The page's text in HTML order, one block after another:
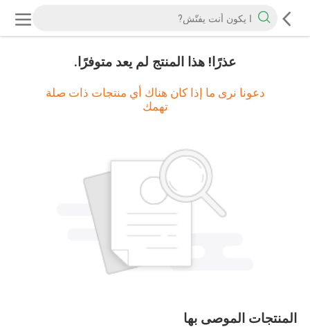
عذرًا! هذا المنتج لم يعد متوفرًا.
دعونا نرى ما إذا كان هناك أي منتجات ذات صلة
تهمك
المنتجات الموصى بها